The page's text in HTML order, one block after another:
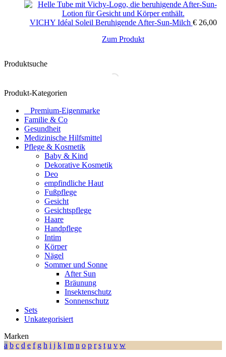
VICHY Idéal Soleil Beruhigende After-Sun-Milch €26,00
Zum Produkt
Produktsuche
Produkt-Kategorien
⠀​Premium-Eigenmarke
Familie & Co
Gesundheit
Medizinische Hilfsmittel
Pflege & Kosmetik
Baby & Kind
Dekorative Kosmetik
Deo
empfindliche Haut
Fußpflege
Gesicht
Gesichtspflege
Haare
Handpflege
Intim
Körper
Nägel
Sommer und Sonne
After Sun
Bräunung
Insektenschutz
Sonnenschutz
Sets
Unkategorisiert
Marken
a b c d e f g h i j k l m n o p r s t u v w